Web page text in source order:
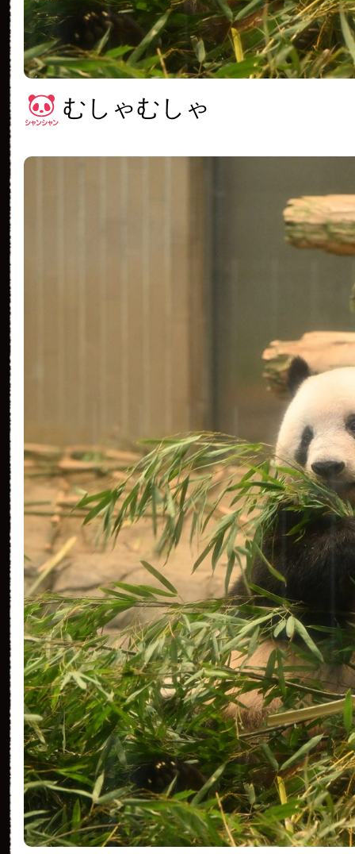
むしゃむしゃ